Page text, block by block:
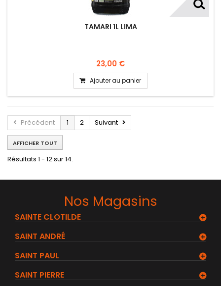
TAMARI 1L LIMA
23,00 €
Ajouter au panier
Précédent 1 2 Suivant
AFFICHER TOUT
Résultats 1 - 12 sur 14.
Nos Magasins
SAINTE CLOTILDE
SAINT ANDRÉ
SAINT PAUL
SAINT PIERRE